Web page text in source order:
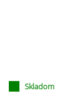
Skladom